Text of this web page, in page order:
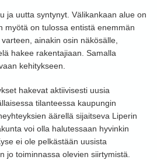
ja uutta syntynyt. Välikankaan alue on
myötä on tulossa entistä enemmän
ainakin osin näkösälle,
hakee rakentajiaan. Samalla
kehitykseen.
hakevat aktiivisesti uusia
tilanteessa kaupungin
äärellä sijaitseva Liperin
voi olla halutessaan hyvinkin
ei ole pelkästään uusista
jo toiminnassa olevien siirtymistä.